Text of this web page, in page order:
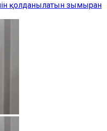
қолданылатын зымыран